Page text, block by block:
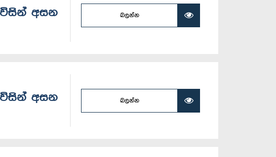
විසින් අසන
බලන්න
විසින් අසන
බලන්න